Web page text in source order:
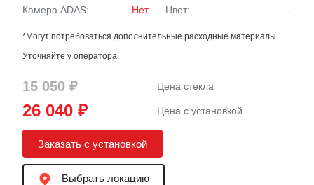
Камера ADAS:
Нет Цвет: -
*Могут потребоваться дополнительные расходные материалы.
Уточняйте у оператора.
15 050 ₽ Цена стекла
26 040 ₽ Цена с установкой
Заказать с установкой
Выбрать локацию